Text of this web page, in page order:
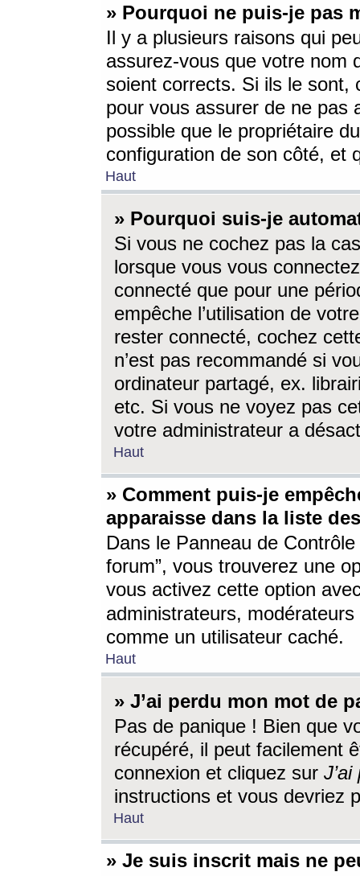
» Pourquoi ne puis-je pas
Il y a plusieurs raisons qui
assurez-vous que votre nom
soient corrects. Si ils le sont,
pour vous assurer de ne pas
possible que le propriétaire
configuration de son côté, et
Haut
» Pourquoi suis-je
Si vous ne cochez pas la
lorsque vous vous
connecté que pour une
empêche l’utilisation de
rester connecté, cochez
n’est pas recommandé si
ordinateur partagé, ex.
etc. Si vous ne voyez pas
votre administrateur a
Haut
» Comment puis-je
apparaisse dans la liste
Dans le Panneau de
forum”, vous trouverez une
vous activez cette option
administrateurs,
comme un utilisateur caché.
Haut
» J’ai perdu mon mot de
Pas de panique ! Bien que
récupéré, il peut facilement
connexion et cliquez sur
instructions et vous devriez
Haut
» Je suis inscrit mais ne